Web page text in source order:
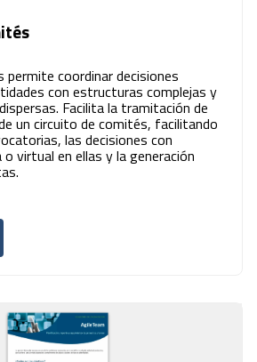
permite coordinar decisiones
con estructuras complejas y
Facilita la tramitación de
un circuito de comités, facilitando
las decisiones con
virtual en ellas y la generación